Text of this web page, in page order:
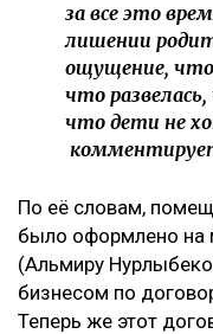
за все это
лишении
ощущение, что
что
что дети не
По её словам,
было оформлено на
(Альмиру
бизнесом по
Теперь же этот